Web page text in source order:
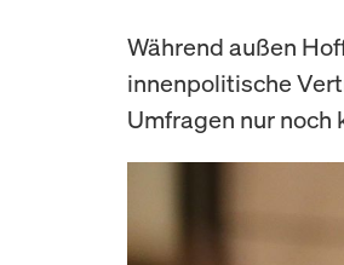
Während außen
innenpolitische
Umfragen nur noch